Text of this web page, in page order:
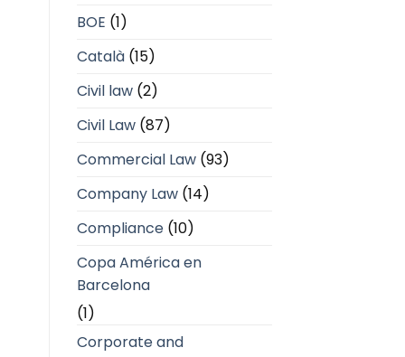
BOE (1)
Català(15)
Civil law(2)
Civil Law(87)
Commercial Law(93)
Company Law(14)
Compliance(10)
Copa América en
Barcelona
(1)
Corporate and